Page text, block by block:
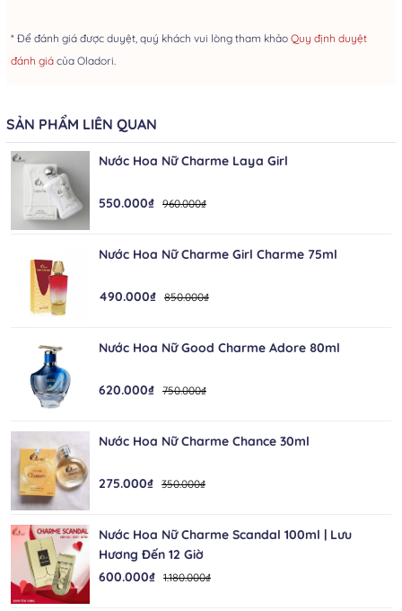
* Để đánh giá được duyệt, quý khách vui lòng tham khảo Quy định duyệt
đánh giá của Oladori.
SẢN PHẨM LIÊN QUAN
Nước Hoa Nữ Charme Laya Girl
550.000₫ 960.000₫
Nước Hoa Nữ Charme Girl Charme 75ml
490.000₫ 850.000₫
Nước Hoa Nữ Good Charme Adore 80ml
620.000₫ 750.000₫
Nước Hoa Nữ Charme Chance 30ml
275.000₫ 350.000₫
Nước Hoa Nữ Charme Scandal 100ml | Lưu
Hương Đến 12 Giờ
600.000₫ 1.180.000₫